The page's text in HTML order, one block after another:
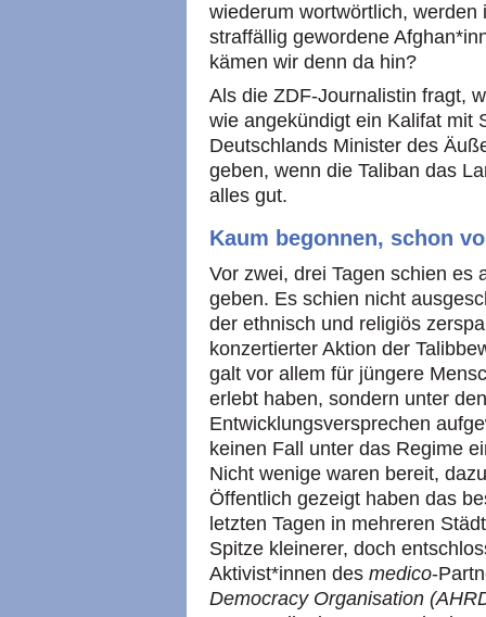
wiederum wortwörtlich,
straffällig gewordene
kämen wir denn da hin?
Als die ZDF-Journalistin fragt,
wie angekündigt ein Kalifat mit
Deutschlands Minister des
geben, wenn die Taliban das
alles gut.
Kaum begonnen, schon
Vor zwei, drei Tagen schien es
geben. Es schien nicht
der ethnisch und religiös
konzertierter Aktion der
galt vor allem für jüngere
erlebt haben, sondern unter
Entwicklungsversprechen
keinen Fall unter das Regime
Nicht wenige waren bereit,
Öffentlich gezeigt haben das
letzten Tagen in mehreren
Spitze kleinerer, doch
Aktivist*innen des medico-
Democracy Organisation